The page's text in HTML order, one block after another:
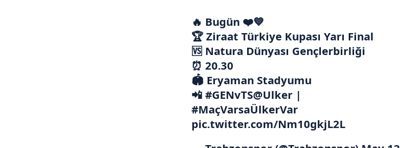
🔥 Bugün ❤️💙
🏆 Ziraat Türkiye Kupası Yarı Final
🆚 Natura Dünyası Gençlerbirliği
⏰ 20.30
🏟 Eryaman Stadyumu
📲 #GENvTS@Ulker |
#MaçVarsaÜlkerVar
pic.twitter.com/Nm10gkjL2L